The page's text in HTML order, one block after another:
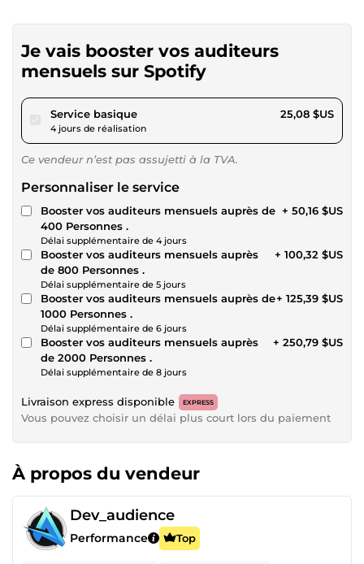
Je vais booster vos auditeurs
mensuels sur Spotify
Service basiquepour 23,11 $US
4 jours de réalisation
25,08 $US
Ce vendeur n’est pas assujetti à la TVA.
Personnaliser le service
Booster vos auditeurs mensuels auprès de
400 Personnes .
Délai supplémentaire de 4 jours
+ 50,16 $US
Booster vos auditeurs mensuels auprès
de 800 Personnes .
Délai supplémentaire de 5 jours
+ 100,32 $US
Booster vos auditeurs mensuels auprès de
1000 Personnes .
Délai supplémentaire de 6 jours
+ 125,39 $US
Booster vos auditeurs mensuels auprès
de 2000 Personnes .
Délai supplémentaire de 8 jours
+ 250,79 $US
Livraison express disponible EXPRESS
Vous pouvez choisir un délai plus court lors du paiement
À propos du vendeur
Dev_audience
Performance Top